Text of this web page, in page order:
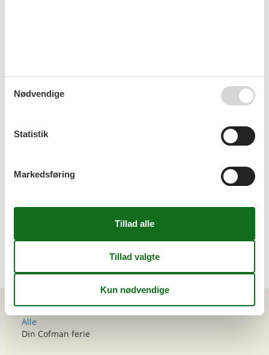
Last minute sommerhuse Zeeland
Last minute sommerhuse Sluis
Artikeltyper
Alle
Din Cofman ferie
Nødvendige
Statistik
Markedsføring